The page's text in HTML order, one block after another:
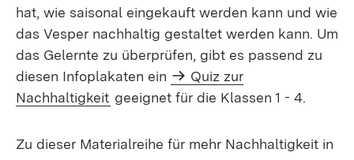
hat, wie saisonal eingekauft werden kann und wie
das Vesper nachhaltig gestaltet werden kann. Um
das Gelernte zu überprüfen, gibt es passend zu
diesen Infoplakaten ein
Quiz zur
Nachhaltigkeit geeignet für die Klassen 1 - 4.
Zu dieser Materialreihe für mehr Nachhaltigkeit in